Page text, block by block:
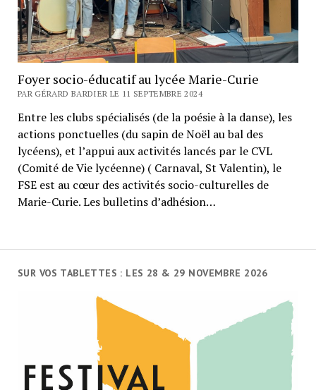
SUR VOS TABLETTES : LES 28 & 29 NOVEMBRE 2026
Foyer socio-éducatif au lycée Marie-Curie
PAR GÉRARD BARDIER LE 11 SEPTEMBRE 2024
Entre les clubs spécialisés (de la poésie à la danse), les
actions ponctuelles (du sapin de Noël au bal des
lycéens), et l’appui aux activités lancés par le CVL
(Comité de Vie lycéenne) ( Carnaval, St Valentin), le
FSE est au cœur des activités socio-culturelles de
Marie-Curie. Les bulletins d’adhésion…